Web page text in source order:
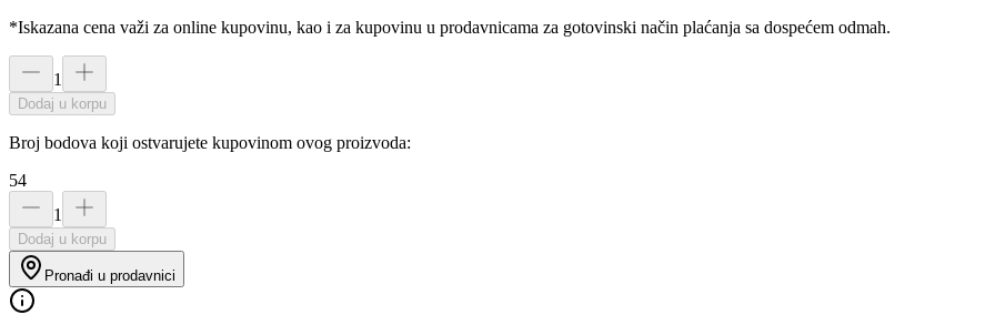
*Iskazana cena važi za online kupovinu, kao i za kupovinu u prodavnicama za gotovinski način plaćanja sa dospećem odmah.
1
Dodaj u korpu
Broj bodova koji ostvarujete kupovinom ovog proizvoda:
54
1
Dodaj u korpu
Pronađi u prodavnici